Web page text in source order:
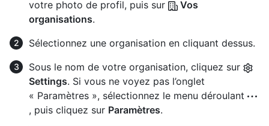
votre photo de profil, puis sur
Vos
organisations.
Sélectionnez une organisation en cliquant dessus.
Sous le nom de votre organisation, cliquez sur
Settings. Si vous ne voyez pas l’onglet
« Paramètres », sélectionnez le menu déroulant
, puis cliquez sur Paramètres.